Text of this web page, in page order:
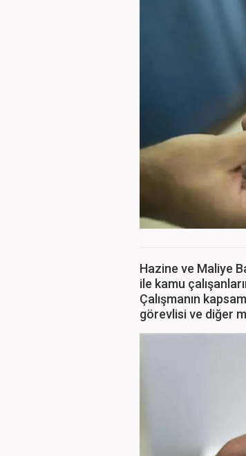
Hazine ve Maliye
ile kamu
Çalışmanın
görevlisi ve diğer